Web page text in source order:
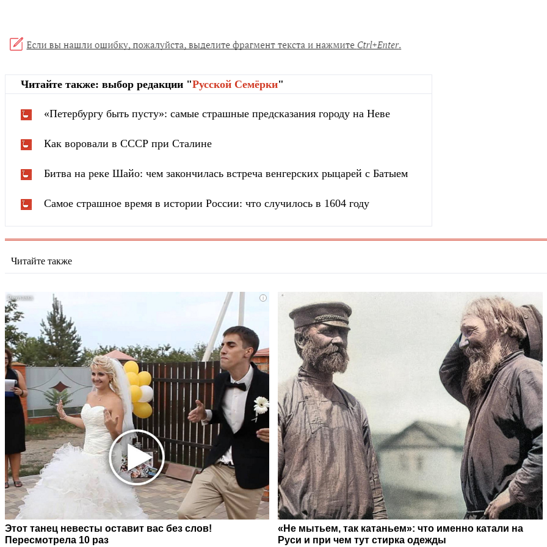
Читайте также: выбор редакции "Русской Cемёрки"
«Петербургу быть пусту»: самые страшные предсказания городу на Неве
Как воровали в СССР при Сталине
Битва на реке Шайо: чем закончилась встреча венгерских рыцарей с Батыем
Самое страшное время в истории России: что случилось в 1604 году
Читайте также
i
Этот танец невесты оставит вас без слов!
Пересмотрела 10 раз
«Не мытьем, так катаньем»: что именно катали на
Руси и при чем тут стирка одежды